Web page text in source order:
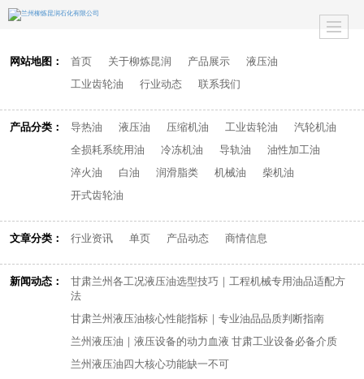
网站地图： 首页 关于柳炼昆润 产品展示
液压油
工业齿轮油
行业动态 联系我们
产品分类： 导热油 液压油 压缩机油 工业齿轮油
汽轮机油
全损耗系统用油
冷冻机油 导轨油
油性加工油
淬火油
白油 润滑脂类 机械油
柴机油
开式齿轮油
文章分类： 行业资讯 单页 产品动态 商情信息
新闻动态：
甘肃兰州各工况液压油选型技巧｜工程机械专用油品适配方
法
甘肃兰州液压油核心性能指标｜专业油品品质判断指南
兰州液压油｜液压设备的动力血液 甘肃工业设备必备介质
兰州液压油四大核心功能缺一不可